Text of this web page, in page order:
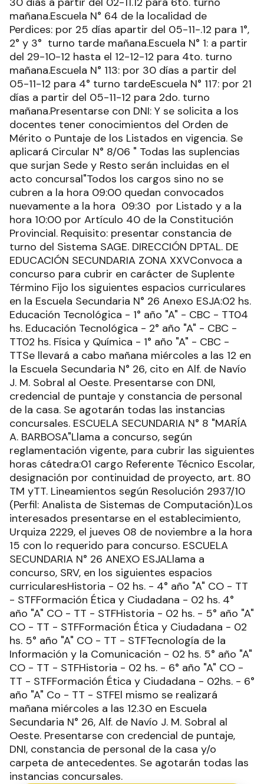
mañana.Escuela N° 64 de la localidad de
Perdices: por 25 días apartir del 05-11-.12 para 1°,
2° y 3° turno tarde mañana.Escuela N° 1: a partir
del 29-10-12 hasta el 12-12-12 para 4to. turno
mañana.Escuela N° 113: por 30 días a partir del
05-11-12 para 4° turno tardeEscuela N° 117: por 21
días a partir del 05-11-12 para 2do. turno
mañana.Presentarse con DNI: Y se solicita a los
docentes tener conocimientos del Orden de
Mérito o Puntaje de los Listados en vigencia. Se
aplicará Circular N° 8/06 " Todas las suplencias
que surjan Sede y Resto serán incluidas en el
acto concursal"Todos los cargos sino no se
cubren a la hora 09:00 quedan convocados
nuevamente a la hora 09:30 por Listado y a la
hora 10:00 por Artículo 40 de la Constitución
Provincial. Requisito: presentar constancia de
turno del Sistema SAGE. DIRECCIÓN DPTAL. DE
EDUCACIÓN SECUNDARIA ZONA XXVConvoca a
concurso para cubrir en carácter de Suplente
Término Fijo los siguientes espacios curriculares
en la Escuela Secundaria N° 26 Anexo ESJA:02 hs.
Educación Tecnológica - 1° año "A" - CBC - TT04
hs. Educación Tecnológica - 2° año "A" - CBC -
TT02 hs. Física y Química - 1° año "A" - CBC -
TTSe llevará a cabo mañana miércoles a las 12 en
la Escuela Secundaria N° 26, cito en Alf. de Navío
J. M. Sobral al Oeste. Presentarse con DNI,
credencial de puntaje y constancia de personal
de la casa. Se agotarán todas las instancias
concursales. ESCUELA SECUNDARIA N° 8 "MARÍA
A. BARBOSA"Llama a concurso, según
reglamentación vigente, para cubrir las siguientes
horas cátedra:01 cargo Referente Técnico Escolar,
designación por continuidad de proyecto, art. 80
TM yTT. Lineamientos según Resolución 2937/10
(Perfil: Analista de Sistemas de Computación).Los
interesados presentarse en el establecimiento,
Urquiza 2229, el jueves 08 de noviembre a la hora
15 con lo requerido para concurso. ESCUELA
SECUNDARIA N° 26 ANEXO ESJALlama a
concurso, SRV, en los siguientes espacios
curricularesHistoria - 02 hs. - 4° año "A" CO - TT
- STFFormación Ética y Ciudadana - 02 hs. 4°
año "A" CO - TT - STFHistoria - 02 hs. - 5° año "A"
CO - TT - STFFormación Ética y Ciudadana - 02
hs. 5° año "A" CO - TT - STFTecnología de la
Información y la Comunicación - 02 hs. 5° año "A"
CO - TT - STFHistoria - 02 hs. - 6° año "A" CO -
TT - STFFormación Ética y Ciudadana - 02hs. - 6°
año "A" Co - TT - STFEl mismo se realizará
mañana miércoles a las 12.30 en Escuela
Secundaria N° 26, Alf. de Navío J. M. Sobral al
Oeste. Presentarse con credencial de puntaje,
DNI, constancia de personal de la casa y/o
carpeta de antecedentes. Se agotarán todas las
instancias concursales.